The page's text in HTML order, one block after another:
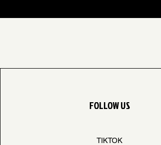
FOLLOW US
TIKTOK